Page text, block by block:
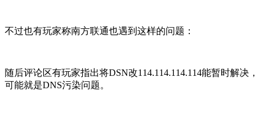
不过也有玩家称南方联通也遇到这样的问题：
随后评论区有玩家指出将DSN改114.114.114.114能暂时解决，
可能就是DNS污染问题。